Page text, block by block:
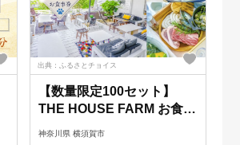
出典：ふるさとチョイス
【数量限定100セット】
THE HOUSE FARM お食事
券 50000円分【株式会社
神奈川県 横須賀市